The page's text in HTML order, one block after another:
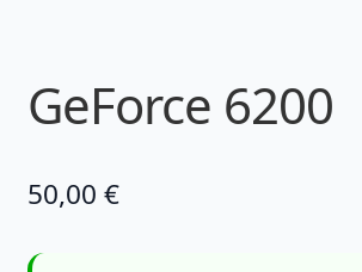
GeForce 6200
50,00 €